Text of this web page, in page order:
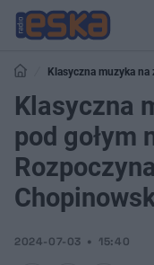
Klasyczna muzyka na
Chopinowskie
Klasyczna
pod gołym
2024-07-03 15:40